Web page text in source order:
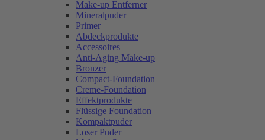
Make-up Entferner
Mineralpuder
Primer
Abdeckprodukte
Accessoires
Anti-Aging Make-up
Bronzer
Compact-Foundation
Creme-Foundation
Effektprodukte
Flüssige Foundation
Kompaktpuder
Loser Puder